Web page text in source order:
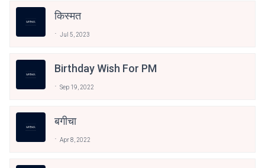
किस्मत
Jul 5, 2023
Birthday Wish For PM
Sep 19, 2022
बगीचा
Apr 8, 2022